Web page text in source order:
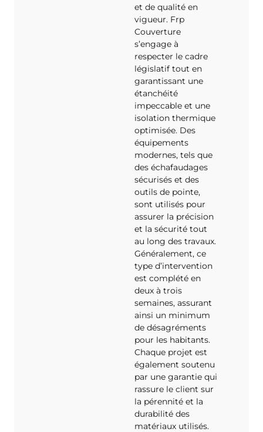
et de qualité en
vigueur. Frp
Couverture
s’engage à
respecter le cadre
législatif tout en
garantissant une
étanchéité
impeccable et une
isolation thermique
optimisée. Des
équipements
modernes, tels que
des échafaudages
sécurisés et des
outils de pointe,
sont utilisés pour
assurer la précision
et la sécurité tout
au long des travaux.
Généralement, ce
type d’intervention
est complété en
deux à trois
semaines, assurant
ainsi un minimum
de désagréments
pour les habitants.
Chaque projet est
également soutenu
par une garantie qui
rassure le client sur
la pérennité et la
durabilité des
matériaux utilisés.